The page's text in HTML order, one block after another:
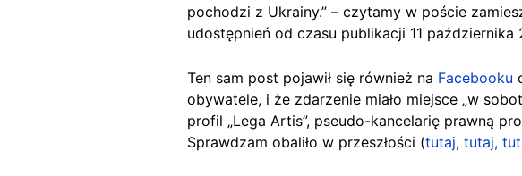
pochodzi z Ukrainy.” – czytamy w poście
udostępnień od czasu publikacji 11 października
Ten sam post pojawił się również na Facebooku
obywatele, i że zdarzenie miało miejsce „w
profil „Lega Artis”, pseudo-kancelarię prawną
Sprawdzam obaliło w przeszłości (tutaj, tutaj,